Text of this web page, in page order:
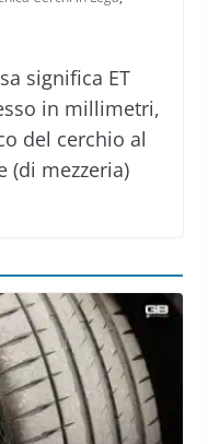
significa ET
in millimetri,
del cerchio al
(di mezzeria)